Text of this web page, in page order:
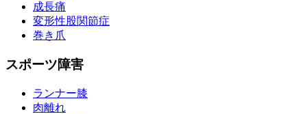
成長痛
変形性股関節症
巻き爪
スポーツ障害
ランナー膝
肉離れ